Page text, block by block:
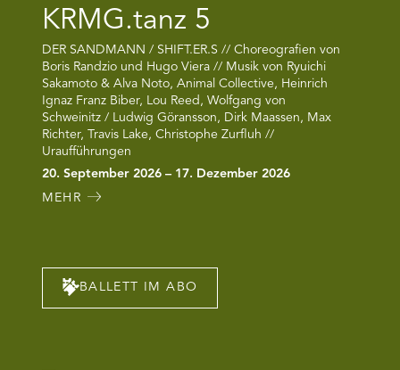
KRMG.tanz 5
DER SANDMANN / SHIFT.ER.S // Choreografien von
Boris Randzio und Hugo Viera // Musik von Ryuichi
Sakamoto & Alva Noto, Animal Collective, Heinrich
Ignaz Franz Biber, Lou Reed, Wolfgang von
Schweinitz / Ludwig Göransson, Dirk Maassen, Max
Richter, Travis Lake, Christophe Zurfluh //
Uraufführungen
20. September 2026 – 17. Dezember 2026
MEHR
BALLETT IM ABO